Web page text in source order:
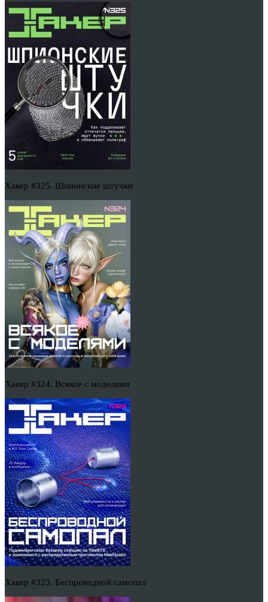
Хакер #325. Шпионские штучки
Хакер #324. Всякое с моделями
Хакер #323. Беспроводной самопал